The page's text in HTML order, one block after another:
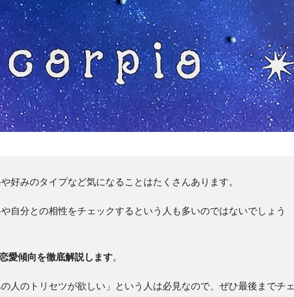
好みのタイプなど気になることはたくさんあります。
自分との相性をチェックするという人も多いのではないでしょう
愛傾向を徹底解説します。
人のトリセツが欲しい」という人は必見なので、ぜひ最後までチェ